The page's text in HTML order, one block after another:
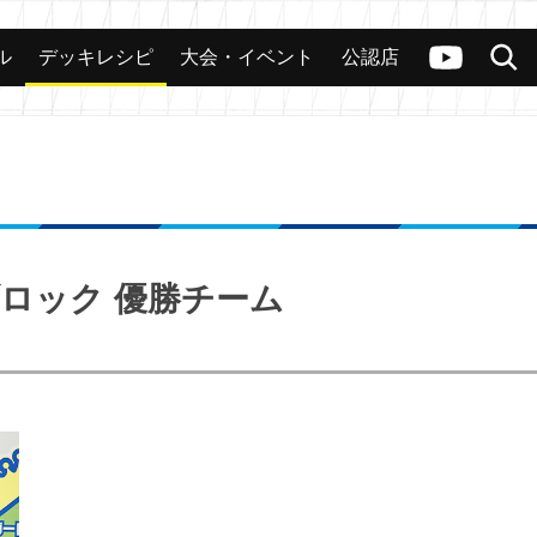
ヴァンガードch
検索
カード 大会 公認店舗 その他
デッキレシピ 大会・イベント 公認店
ック 優勝チーム